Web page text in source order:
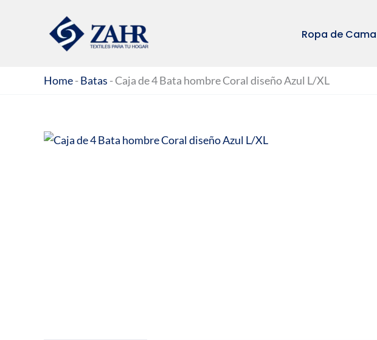
Ropa de Cama
Home-Batas -Caja de 4 Bata hombre Coral diseño Azul L/XL